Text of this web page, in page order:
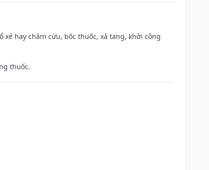
hay châm cứu, bốc thuốc, xả tang, khởi công
thuốc.